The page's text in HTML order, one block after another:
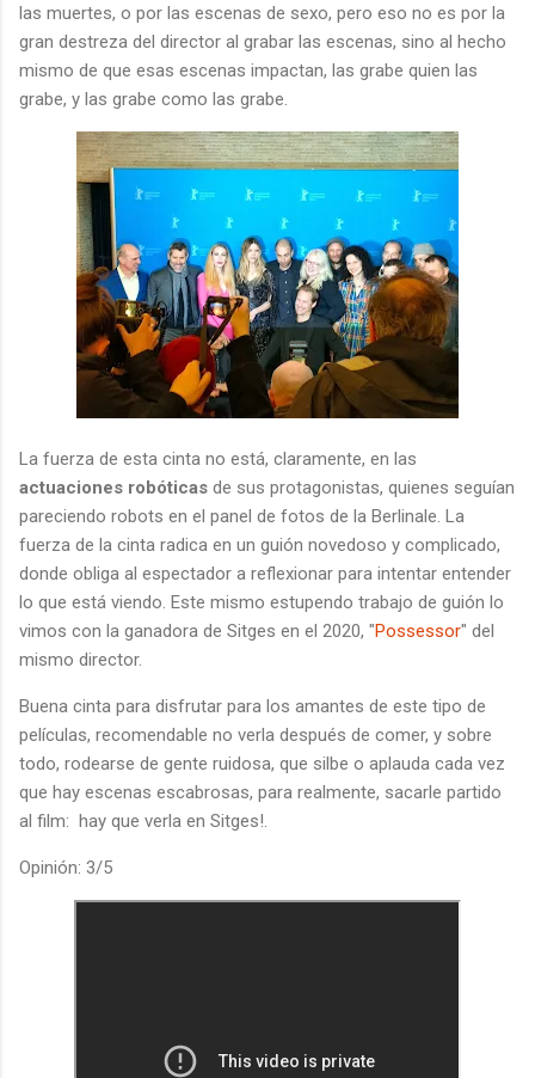
las muertes, o por las escenas de sexo, pero eso no es por la
gran destreza del director al grabar las escenas, sino al hecho
mismo de que esas escenas impactan, las grabe quien las
grabe, y las grabe como las grabe.
La fuerza de esta cinta no está, claramente, en las
actuaciones robóticas de sus protagonistas, quienes seguían
pareciendo robots en el panel de fotos de la Berlinale. La
fuerza de la cinta radica en un guión novedoso y complicado,
donde obliga al espectador a reflexionar para intentar entender
lo que está viendo. Este mismo estupendo trabajo de guión lo
vimos con la ganadora de Sitges en el 2020, "Possessor" del
mismo director.
Buena cinta para disfrutar para los amantes de este tipo de
películas, recomendable no verla después de comer, y sobre
todo, rodearse de gente ruidosa, que silbe o aplauda cada vez
que hay escenas escabrosas, para realmente, sacarle partido
al film: hay que verla en Sitges!.
Opinión: 3/5